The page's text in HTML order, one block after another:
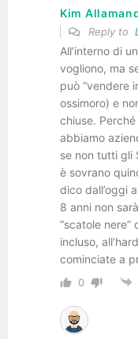
Kim
Reply to
All’interno di
vogliono, ma
può “vendere
ossimoro) e
chiuse.
abbiamo
se non tutti gli
è sovrano
dico dall’oggi
8 anni non
“scatole
incluso,
cominciate a
0